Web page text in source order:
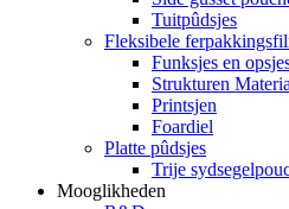
Tuitpûdsjes
Fleksibele
Funksjes en
Strukturen
Printsjen
Foardiel
Platte pûdsjes
Trije
Mooglikheden